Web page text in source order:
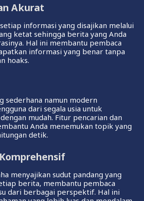
Akurat
informasi yang disajikan melalui
ketat sehingga berita yang Anda
Hal ini membantu pembaca
informasi yang benar tanpa
hoaks.
sederhana namun modern
dari segala usia untuk
mudah. Fitur pencarian dan
Anda menemukan topik yang
detik.
menyajikan sudut pandang yang
berita, membantu pembaca
dari berbagai perspektif. Hal ini